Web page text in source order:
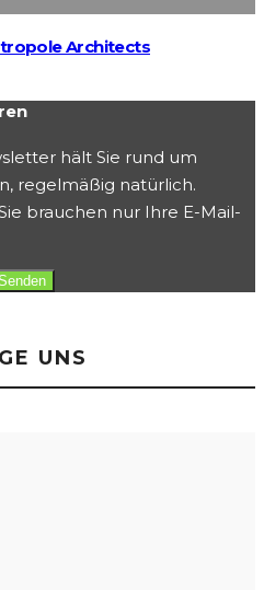
Architects
hält Sie rund um
regelmäßig natürlich.
brauchen nur Ihre E-Mail-
UNS